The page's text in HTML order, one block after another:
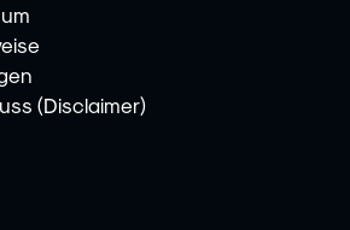
(Disclaimer)